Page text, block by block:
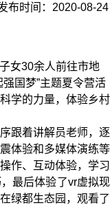
布时间：2020-08-24
女30余人前往市地
国梦”主题夏令营活
学的力量，体验乡村
跟着讲解员老师，逐
体验和多媒体演练等
作、互动体验，学习
最后体验了vr虚拟现
绿都生态园，观看了